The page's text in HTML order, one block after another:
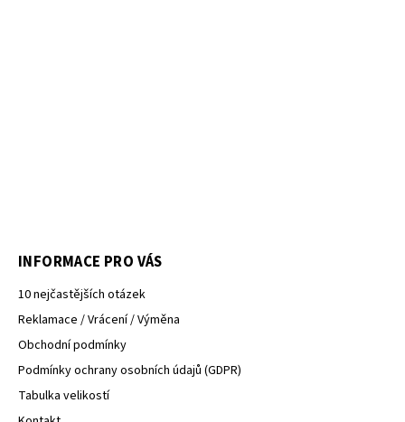
INFORMACE PRO VÁS
10 nejčastějších otázek
Reklamace / Vrácení / Výměna
Obchodní podmínky
Podmínky ochrany osobních údajů (GDPR)
Tabulka velikostí